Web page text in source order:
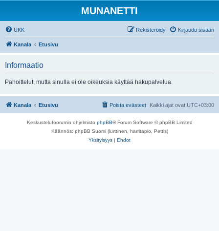
MUNANETTI
UKK Kirjaudu sisään
Rekisteröidy
Kanala Etusivu
Informaatio
Pahoittelut, mutta sinulla ei ole oikeuksia käyttää hakupalvelua.
Kanala Etusivu Kaikki ajat ovat UTC+03:00
Poista evästeet
Keskustelufoorumin ohjelmisto phpBB® Forum Software © phpBB Limited
Käännös: phpBB Suomi (lurttinen, harritapio, Pettis)
Yksityisyys | Ehdot